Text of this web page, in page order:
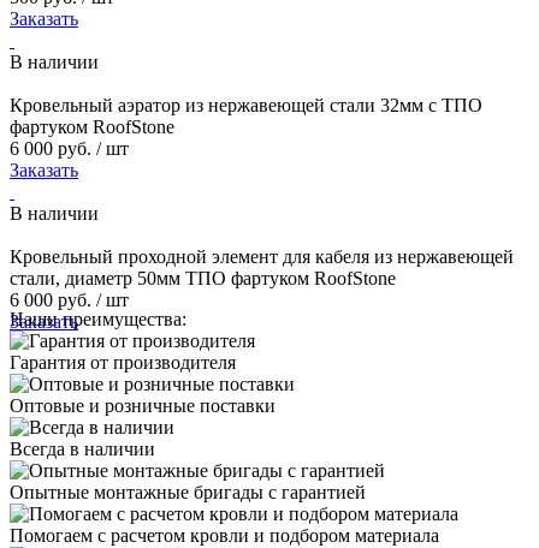
Заказать
В наличии
Кровельный аэратор из нержавеющей стали 32мм с ТПО
фартуком RoofStone
6 000 руб. / шт
Заказать
В наличии
Кровельный проходной элемент для кабеля из нержавеющей
стали, диаметр 50мм ТПО фартуком RoofStone
6 000 руб. / шт
Заказать
Наши преимущества:
Гарантия от производителя
Оптовые и розничные поставки
Всегда в наличии
Опытные монтажные бригады с гарантией
Помогаем с расчетом кровли и подбором материала